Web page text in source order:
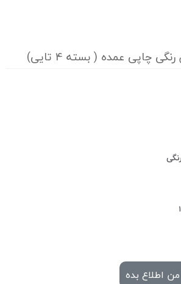
چاپی عمده ( بسته 4 تایی)
اطلاع بده